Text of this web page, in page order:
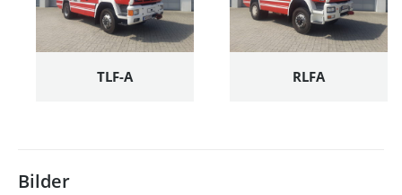
TLF-A RLFA
Bilder